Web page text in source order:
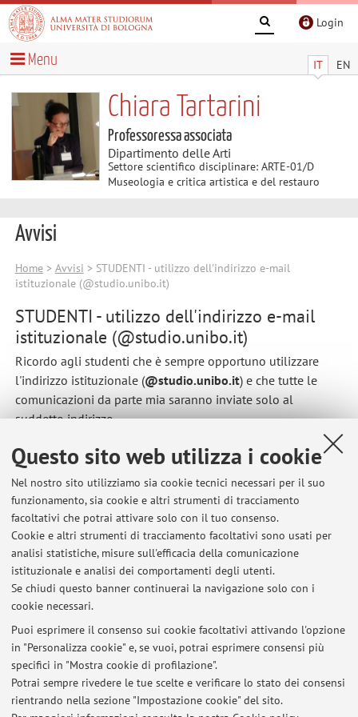
Questo sito web utilizza i cookie
Nel nostro sito utilizziamo sia cookie tecnici necessari per il suo
funzionamento, sia cookie e altri strumenti di tracciamento
facoltativi che potrai attivare solo con il tuo consenso.
Cookie e altri strumenti di tracciamento facoltativi sono usati per
analisi statistiche, misure sull'efficacia della comunicazione
istituzionale e analisi dei comportamenti degli utenti.
Se chiudi questo banner continuerai la navigazione solo con i
cookie necessari.
Puoi esprimere il consenso sui cookie facoltativi attivando l'opzione
in "Personalizza cookie" e, se vuoi, potrai esprimere consensi più
specifici in "Mostra cookie di profilazione".
Potrai sempre rivedere le tue scelte e verificare lo stato dei consensi
rientrando nella sezione "Impostazione cookie" del sito.
Login
IT EN
Menu
Chiara Tartarini
Professoressa associata
Dipartimento delle Arti
Settore scientifico disciplinare: ARTE-01/D
Museologia e critica artistica e del restauro
Avvisi
Home> Avvisi > STUDENTI - utilizzo dell'indirizzo e-mail
istituzionale (@studio.unibo.it)
STUDENTI - utilizzo dell'indirizzo e-mail
istituzionale (@studio.unibo.it)
Ricordo agli studenti che è sempre opportuno utilizzare
l'indirizzo istituzionale (@studio.unibo.it) e che tutte le
comunicazioni da parte mia saranno inviate solo al
suddetto indirizzo.
Ultimi avvisi
TESI DI LAUREA - modalità di invio del materiale
Pubblicato il: 16 maggio 2020
STUDENTI - utilizzo dell'indirizzo e-mail istituzionale
(@studio.unibo.it)
Pubblicato il: 17 marzo 2020
ARTI VISIVE - CORRELATORE
Pubblicato il: 17 gennaio 2019